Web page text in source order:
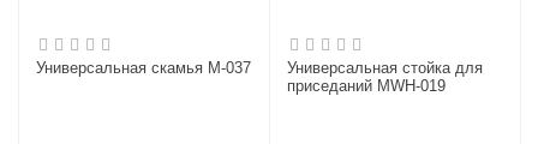
Универсальная скамья M-037
Универсальная стойка для
приседаний MWH-019